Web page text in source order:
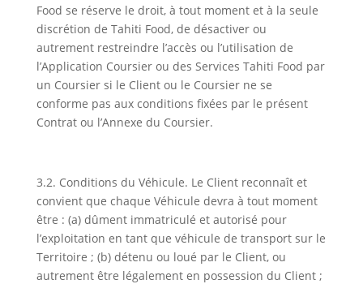
Food se réserve le droit, à tout moment et à la seule
discrétion de Tahiti Food, de désactiver ou
autrement restreindre l’accès ou l’utilisation de
l’Application Coursier ou des Services Tahiti Food par
un Coursier si le Client ou le Coursier ne se
conforme pas aux conditions fixées par le présent
Contrat ou l’Annexe du Coursier.
3.2. Conditions du Véhicule. Le Client reconnaît et
convient que chaque Véhicule devra à tout moment
être : (a) dûment immatriculé et autorisé pour
l’exploitation en tant que véhicule de transport sur le
Territoire ; (b) détenu ou loué par le Client, ou
autrement être légalement en possession du Client ;